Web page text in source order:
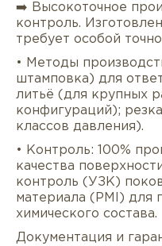
➡️ Высокоточное
контроль.
требует особой
• Методы
штамповка) для
литьё (для крупных
конфигураций);
классов давления).
• Контроль: 100%
качества
контроль (УЗК)
материала (PMI) для
химического состава.
Документация и